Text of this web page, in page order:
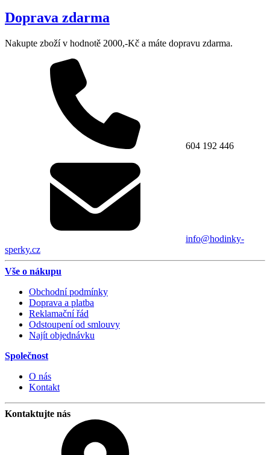
Doprava zdarma
Nakupte zboží v hodnotě 2000,-Kč a máte dopravu zdarma.
604 192 446
info@hodinky-
sperky.cz
Vše o nákupu
Obchodní podmínky
Doprava a platba
Reklamační řád
Odstoupení od smlouvy
Najít objednávku
Společnost
O nás
Kontakt
Kontaktujte nás